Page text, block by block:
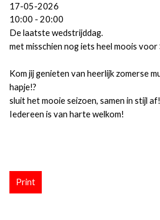
17-05-2026
10:00 - 20:00
De laatste wedstrijddag.
met misschien nog iets heel moois voor
Kom jij genieten van heerlijk zomerse
hapje!?
sluit het mooie seizoen, samen in stijl af!
Iedereen is van harte welkom!
Print